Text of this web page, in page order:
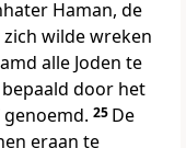
Haman, de
wilde wreken
alle Joden te
door het
genoemd. 25 De
eraan te